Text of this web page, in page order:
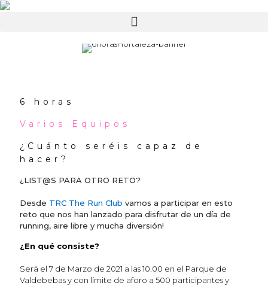
6 horas
Varios Equipos
¿Cuánto seréis capaz de
hacer?
¿LIST@S PARA OTRO RETO?
Desde TRC The Run Club vamos a participar en esto
reto que nos han lanzado para disfrutar de un día de
running, aire libre y mucha diversión!
¿En qué consiste?
Será el 7 de Marzo de 2021 a las 10.00 en el Parque de
Valdebebas y con límite de aforo a 500 participantes y